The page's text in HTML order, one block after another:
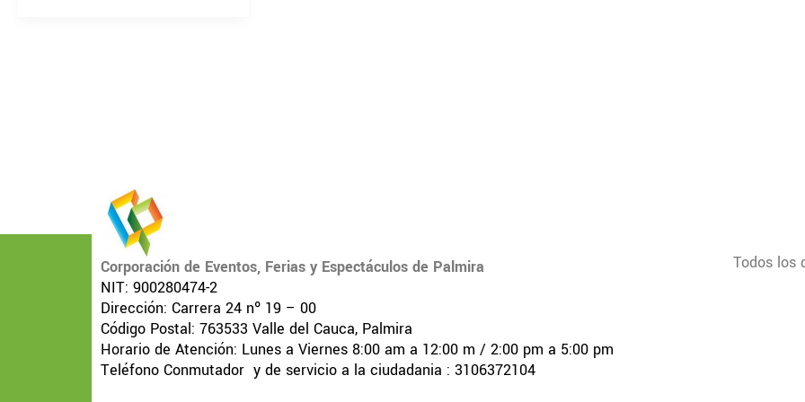
Corporación de Eventos, Ferias y Espectáculos de Palmira
NIT: 900280474-2
Dirección: Carrera 24 nº 19 – 00
Código Postal: 763533 Valle del Cauca, Palmira
Horario de Atención: Lunes a Viernes 8:00 am a 12:00 m / 2:00 pm a 5:00 pm
Teléfono Conmutador y de servicio a la ciudadania : 3106372104
Todos los